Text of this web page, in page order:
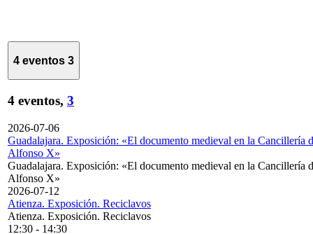
4 eventos 3
4 eventos, 3
2026-07-06
Guadalajara. Exposición: «El documento medieval en la Cancillería
Alfonso X»
Guadalajara. Exposición: «El documento medieval en la Cancillería
Alfonso X»
2026-07-12
Atienza. Exposición. Reciclavos
Atienza. Exposición. Reciclavos
12:30 - 14:30